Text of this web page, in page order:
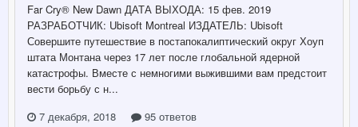
Far Cry® New Dawn ДАТА ВЫХОДА: 15 фев. 2019
РАЗРАБОТЧИК: Ubisoft Montreal ИЗДАТЕЛЬ: Ubisoft
Совершите путешествие в постапокалиптический округ Хоуп
штата Монтана через 17 лет после глобальной ядерной
катастрофы. Вместе с немногими выжившими вам предстоит
вести борьбу с н...
7 декабря, 2018
95 ответов